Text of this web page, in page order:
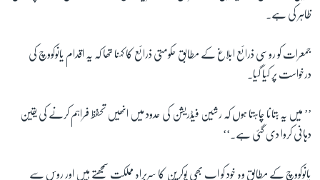
FOLLOW US
زبان
ظاہر کی ہے۔
جمعرات کو روسی ذرائع ابلاغ کے مطابق حکومتی ذرائع کا کہنا تھا کہ یہ اقدام یانوکووچ کی
درخواست پر کیا گیا۔
’’ میں یہ بتانا چاہتا ہوں کہ رشین فیڈریشن کی حدود میں انھیں تحفظ فراہم کرنے کی یقین
دہانی کروا دی گئی ہے۔‘‘
یانوکووچ کے مطابق وہ خود کو اب بھی یوکرین کا سربراہ مملکت سمجھتے ہیں اور روس سے